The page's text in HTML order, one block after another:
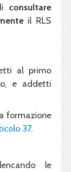
consultare
il RLS
al primo
e addetti
formazione
37.
le